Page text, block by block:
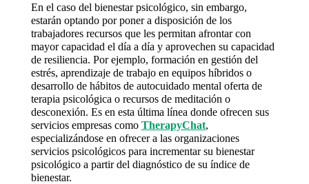
En el caso del bienestar psicológico, sin embargo,
estarán optando por poner a disposición de los
trabajadores recursos que les permitan afrontar con
mayor capacidad el día a día y aprovechen su capacidad
de resiliencia. Por ejemplo, formación en gestión del
estrés, aprendizaje de trabajo en equipos híbridos o
desarrollo de hábitos de autocuidado mental oferta de
terapia psicológica o recursos de meditación o
desconexión. Es en esta última línea donde ofrecen sus
servicios empresas como TherapyChat,
especializándose en ofrecer a las organizaciones
servicios psicológicos para incrementar su bienestar
psicológico a partir del diagnóstico de su índice de
bienestar.